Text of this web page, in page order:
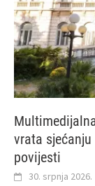
vrata
povijesti
30. srpnja 2026.